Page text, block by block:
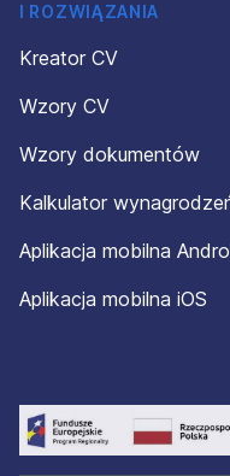
I ROZWIĄZANIA
Kreator CV
Wzory CV
Wzory dokumentów
Kalkulator
Aplikacja mobilna
Aplikacja mobilna iOS